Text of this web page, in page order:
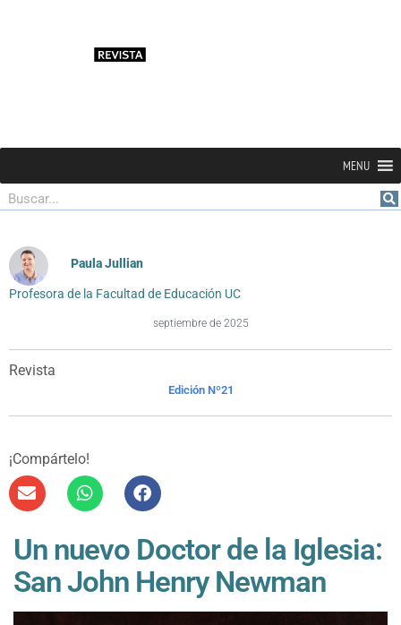
MENU
Buscar
Paula Jullian
Profesora de la Facultad de Educación UC
septiembre de 2025
Revista
Edición Nº21
¡Compártelo!
Un nuevo Doctor de la Iglesia:
San John Henry Newman